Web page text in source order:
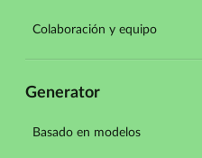
Colaboración y equipo
Generator
Basado en modelos